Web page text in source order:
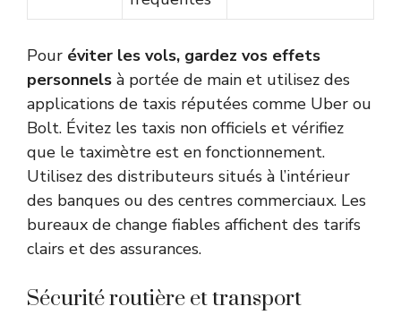
Pour éviter les vols, gardez vos effets
personnels à portée de main et utilisez des
applications de taxis réputées comme Uber ou
Bolt. Évitez les taxis non officiels et vérifiez
que le taximètre est en fonctionnement.
Utilisez des distributeurs situés à l’intérieur
des banques ou des centres commerciaux. Les
bureaux de change fiables affichent des tarifs
clairs et des assurances.
Sécurité routière et transport